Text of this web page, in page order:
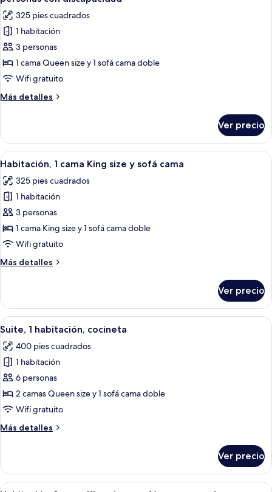
las
fotos
de
Habitación,
1
cama
Queen
size
sofá
cama,
regadera
para
personas
con
discapacidad
325 pies cuadrados
1 habitación
3 personas
1 cama Queen size y 1 sofá cama doble
Wifi gratuito
Más detalles
Más
1
cama
Queen
y
sofá
cama,
regadera
para
personas
con
discapacidad
Ver precio
Abrir
todas
las
fotos
de
Habitación,
1
King
sofá
cama
Una habitación de hotel moderna
5
Habitación, 1 cama King size y sofá cama
325 pies cuadrados
1 habitación
3 personas
1 cama King size y 1 sofá cama doble
Wifi gratuito
Más detalles
Más
1
cama
King
y
sofá
cama
Ver precio
Abrir
todas
las
fotos
de
Suite,
1
cocineta
Habitación de hotel con dos camas,
6
Suite, 1 habitación, cocineta
400 pies cuadrados
1 habitación
6 personas
2 camas Queen size y 1 sofá cama doble
Wifi gratuito
Más detalles
Más
1
habitación,
Ver precio
Abrir Una habitación de hotel con una